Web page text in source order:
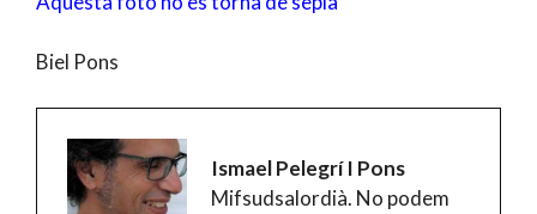
Biel Pons
Ismael Pelegrí I Pons
Mifsudsalordià. No podem